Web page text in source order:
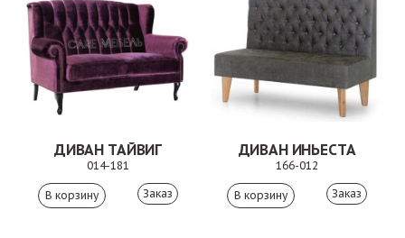
ДИВАН ТАЙВИГ
014-181
Заказ
ДИВАН ИНЬЕСТА
166-012
Заказ